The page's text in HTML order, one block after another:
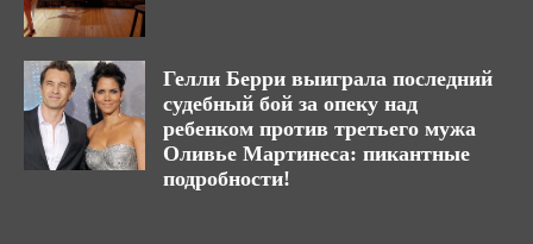
Гелли Берри выиграла последний
судебный бой за опеку над
ребенком против третьего мужа
Оливье Мартинеса: пикантные
подробности!